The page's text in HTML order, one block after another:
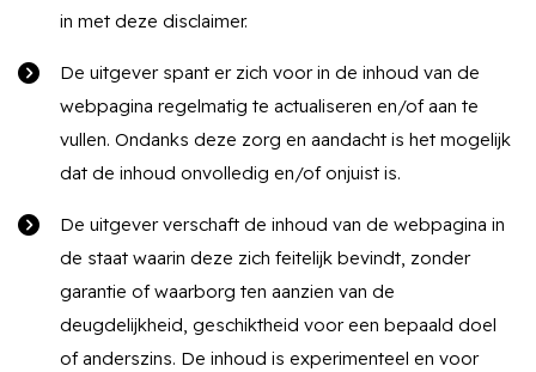
in met deze disclaimer.
De uitgever spant er zich voor in de inhoud van de
webpagina regelmatig te actualiseren en/of aan te
vullen. Ondanks deze zorg en aandacht is het mogelijk
dat de inhoud onvolledig en/of onjuist is.
De uitgever verschaft de inhoud van de webpagina in
de staat waarin deze zich feitelijk bevindt, zonder
garantie of waarborg ten aanzien van de
deugdelijkheid, geschiktheid voor een bepaald doel
of anderszins. De inhoud is experimenteel en voor